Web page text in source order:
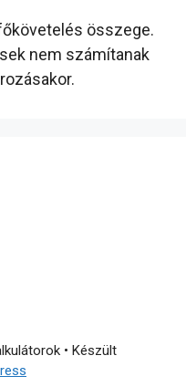
összege.
nem számítanak
• Készült